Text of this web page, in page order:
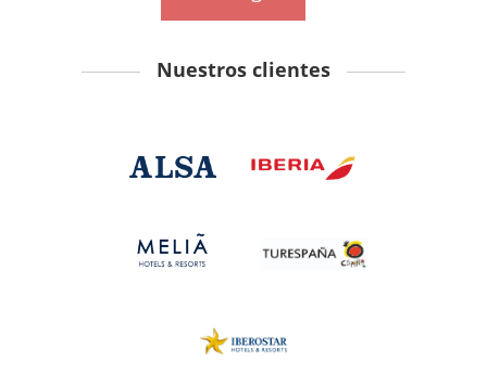
Nuestros clientes